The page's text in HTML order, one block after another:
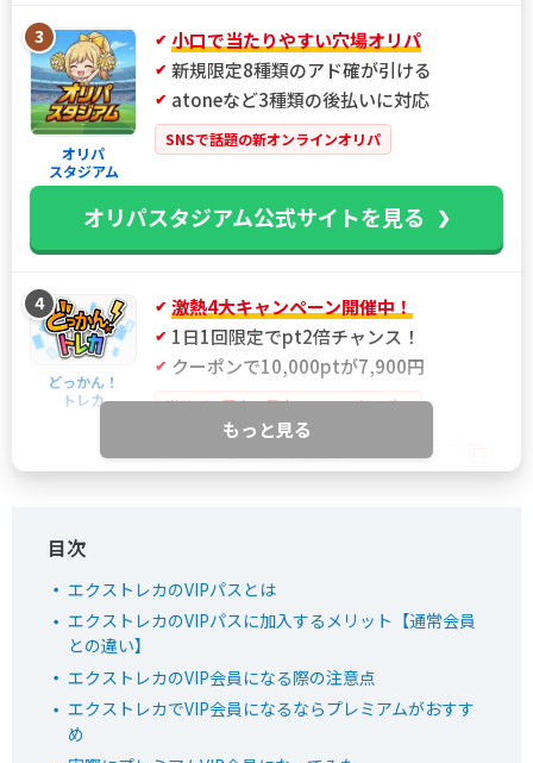
3
オリパ
スタジアム
小口で当たりやすい穴場オリパ
新規限定8種類のアド確が引ける
atoneなど3種類の後払いに対応
SNSで話題の新オンラインオリパ
オリパスタジアム公式サイトを見る
4
どっかん！
トレカ
激熱4大キャンペーン開催中！
1日1回限定でpt2倍チャンス！
クーポンで10,000ptが7,900円
当サイト限定！最大21%OFFクーポン
おりパンダ
新規限定アド確ガチャが6種類！
招待コード入力で最大2,000pt
小口で当たりやすい新オンラインオリパ
もっと見る
エクストレカのVIPパスとは
エクストレカのVIPパスに加入するメリット【通常会員
との違い】
エクストレカのVIP会員になる際の注意点
エクストレカでVIP会員になるならプレミアムがおすす
め